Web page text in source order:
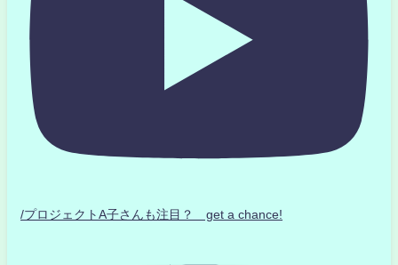
/プロジェクトA子さんも注目？ get a chance!